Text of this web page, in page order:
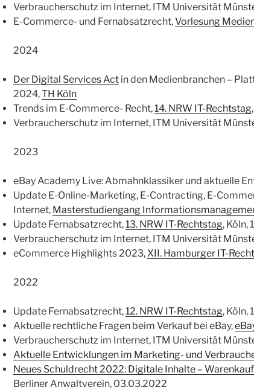
Verbraucherschutz im Internet, ITM Universität
E-Commerce- und Fernabsatzrecht,Vorlesung
2024
Der Digital Services Act in den Medienbranchen –
2024,TH Köln
Trends im E-Commerce- Recht,14. NRW IT-Rechtstag
Verbraucherschutz im Internet, ITM Universität
2023
eBay Academy Live: Abmahnklassiker und aktuelle
Update E-Online-Marketing, E-Contracting, E-
Internet, Masterstudiengang
Update Fernabsatzrecht,13. NRW IT-Rechtstag, Köln,
Verbraucherschutz im Internet, ITM Universität
eCommerce Highlights 2023, XII. Hamburger IT-
2022
Update Fernabsatzrecht,12. NRW IT-Rechtstag, Köln,
Aktuelle rechtliche Fragen beim Verkauf bei eBay,
Verbraucherschutz im Internet, ITM Universität
Aktuelle Entwicklungen im Marketing- und
Neues Schuldrecht 2022: Digitale Inhalte –
Berliner Anwaltverein, 03.03.2022